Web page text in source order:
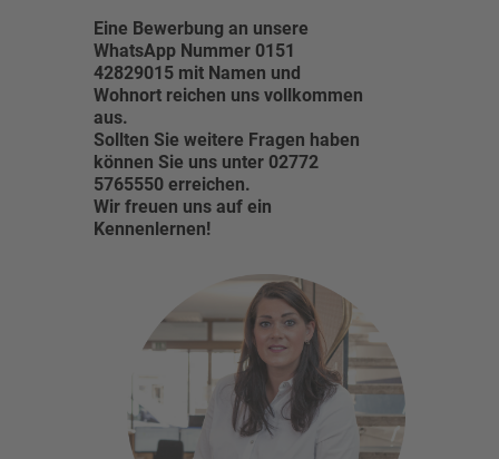
Eine Bewerbung an unsere
WhatsApp Nummer 0151
42829015 mit Namen und
Wohnort reichen uns vollkommen
aus.
Sollten Sie weitere Fragen haben
können Sie uns unter 02772
5765550 erreichen.
Wir freuen uns auf ein
Kennenlernen!